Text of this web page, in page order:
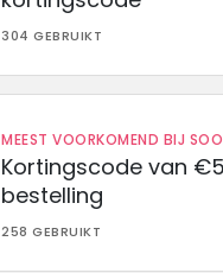
304 GEBRUIKT
MEEST VOORKOMEND BIJ
Kortingscode van
bestelling
258 GEBRUIKT